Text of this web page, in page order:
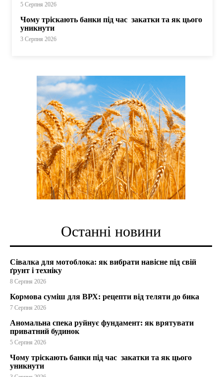
5 Серпня 2026
Чому тріскають банки під час закатки та як цього
уникнути
3 Серпня 2026
Останні новини
Сівалка для мотоблока: як вибрати навісне під свій
ґрунт і техніку
8 Серпня 2026
Кормова суміш для ВРХ: рецепти від теляти до бика
7 Серпня 2026
Аномальна спека руйнує фундамент: як врятувати
приватний будинок
5 Серпня 2026
Чому тріскають банки під час закатки та як цього
уникнути